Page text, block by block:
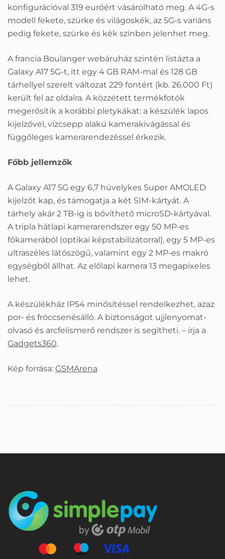
konfigurációval 319 euróért vásárolható meg. A 4G-s
modell fekete, szürke és világoskék, az 5G-s variáns
pedig fekete, szürke és kék színben jelenhet meg.
A francia Boulanger webáruház szintén listázta a
Galaxy A17 5G-t, itt egy 4 GB RAM-mal és 128 GB
tárhellyel szerelt változat 229 fontért (kb. 26.000 Ft)
került fel az oldalra. A közzétett termékfotók
megerősítik a korábbi pletykákat: a készülék lapos
kijelzővel, vízcsepp alakú kamerakivágással és
függőleges kamerarendezéssel érkezik.
Főbb jellemzők
A Galaxy A17 5G egy 6,7 hüvelykes Super AMOLED
kijelzőt kap, és támogatja a két SIM-kártyát. A
tárhely akár 2 TB-ig is bővíthető microSD-kártyával.
A tripla hátlapi kamerarendszer egy 50 MP-es
főkamerából (optikai képstabilizátorral), egy 5 MP-es
ultraszéles látószögű, valamint egy 2 MP-es makró
egységből állhat. Az előlapi kamera 13 megapixeles
lehet.
A készülékház IP54 minősítéssel rendelkezhet, azaz
por- és fröccsenésálló. A biztonságot ujjlenyomat-
olvasó és arcfelismerő rendszer is segítheti. – írja a
Gadgets360.
Kép forrása: GSMArena